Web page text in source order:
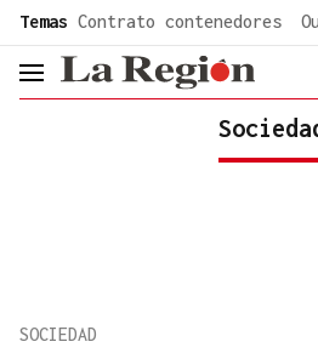
Temas Contrato contenedores
header.menu.open
SOCIEDAD